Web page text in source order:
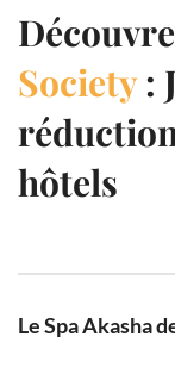
Society:
hôtels
Le Spa Akasha